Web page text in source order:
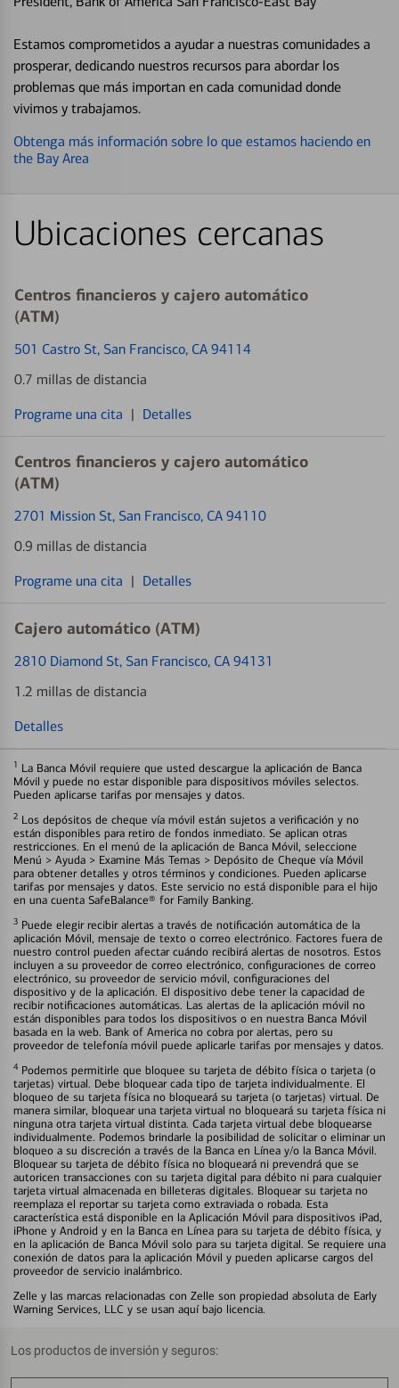
Estamos comprometidos a ayudar a nuestras comunidades a
prosperar, dedicando nuestros recursos para abordar los
problemas que más importan en cada comunidad donde
vivimos y trabajamos.
Obtenga más información sobre lo que estamos haciendo en
the Bay Area
Ubicaciones cercanas
Centros financieros y cajero automático
(ATM)
501 Castro St, San Francisco, CA 94114
0.7 millas de distancia
Programe una cita | Detalles
Centros financieros y cajero automático
(ATM)
2701 Mission St, San Francisco, CA 94110
0.9 millas de distancia
Programe una cita | Detalles
Cajero automático (ATM)
2810 Diamond St, San Francisco, CA 94131
1.2 millas de distancia
Detalles
1 La Banca Móvil requiere que usted descargue la aplicación de Banca
Móvil y puede no estar disponible para dispositivos móviles selectos.
Pueden aplicarse tarifas por mensajes y datos.
2 Los depósitos de cheque vía móvil están sujetos a verificación y no
están disponibles para retiro de fondos inmediato. Se aplican otras
restricciones. En el menú de la aplicación de Banca Móvil, seleccione
Menú > Ayuda > Examine Más Temas > Depósito de Cheque vía Móvil
para obtener detalles y otros términos y condiciones. Pueden aplicarse
tarifas por mensajes y datos. Este servicio no está disponible para el hijo
en una cuenta SafeBalance® for Family Banking.
3 Puede elegir recibir alertas a través de notificación automática de la
aplicación Móvil, mensaje de texto o correo electrónico. Factores fuera de
nuestro control pueden afectar cuándo recibirá alertas de nosotros. Estos
incluyen a su proveedor de correo electrónico, configuraciones de correo
electrónico, su proveedor de servicio móvil, configuraciones del
dispositivo y de la aplicación. El dispositivo debe tener la capacidad de
recibir notificaciones automáticas. Las alertas de la aplicación móvil no
están disponibles para todos los dispositivos o en nuestra Banca Móvil
basada en la web. Bank of America no cobra por alertas, pero su
proveedor de telefonía móvil puede aplicarle tarifas por mensajes y datos.
4 Podemos permitirle que bloquee su tarjeta de débito física o tarjeta (o
tarjetas) virtual. Debe bloquear cada tipo de tarjeta individualmente. El
bloqueo de su tarjeta física no bloqueará su tarjeta (o tarjetas) virtual. De
manera similar, bloquear una tarjeta virtual no bloqueará su tarjeta física ni
ninguna otra tarjeta virtual distinta. Cada tarjeta virtual debe bloquearse
individualmente. Podemos brindarle la posibilidad de solicitar o eliminar un
bloqueo a su discreción a través de la Banca en Línea y/o la Banca Móvil.
Bloquear su tarjeta de débito física no bloqueará ni prevendrá que se
autoricen transacciones con su tarjeta digital para débito ni para cualquier
tarjeta virtual almacenada en billeteras digitales. Bloquear su tarjeta no
reemplaza el reportar su tarjeta como extraviada o robada. Esta
característica está disponible en la Aplicación Móvil para dispositivos iPad,
iPhone y Android y en la Banca en Línea para su tarjeta de débito física, y
en la aplicación de Banca Móvil solo para su tarjeta digital. Se requiere una
conexión de datos para la aplicación Móvil y pueden aplicarse cargos del
proveedor de servicio inalámbrico.
Zelle y las marcas relacionadas con Zelle son propiedad absoluta de Early
Warning Services, LLC y se usan aquí bajo licencia.
Los productos de inversión y seguros: